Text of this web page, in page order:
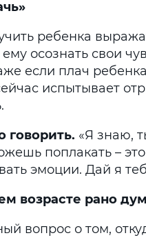
ребенка
осознать свои
если плач
испытывает
говорить. «Я знаю,
поплакать –
эмоции. Дай я
возрасте рано
вопрос о том,